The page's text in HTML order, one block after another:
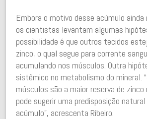
Embora o motivo desse acúmulo
os cientistas levantam algumas
possibilidade é que outros tecidos
zinco, o qual segue para corrente
acumulando nos músculos. Outra
sistêmico no metabolismo do mineral.
músculos são a maior reserva de zinco
pode sugerir uma predisposição
acúmulo”, acrescenta Ribeiro.